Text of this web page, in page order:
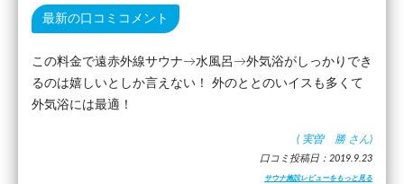
最新の口コミコメント
この料金で遠赤外線サウナ→水風呂→外気浴がしっかりでき
るのは嬉しいとしか言えない！ 外のととのいイスも多くて
外気浴には最適！
( 実曽 勝 さん)
口コミ投稿日：2019.9.23
サウナ施設レビューをもっと見る